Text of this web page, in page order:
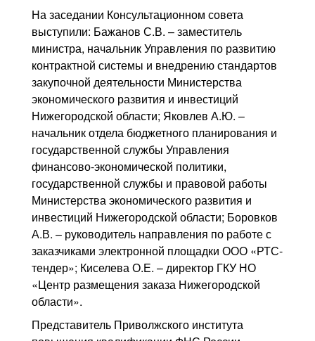
На заседании Консультационном совета
выступили: Бажанов С.В. – заместитель
министра, начальник Управления по развитию
контрактной системы и внедрению стандартов
закупочной деятельности Министерства
экономического развития и инвестиций
Нижегородской области; Яковлев А.Ю. –
начальник отдела бюджетного планирования и
государственной службы Управления
финансово-экономической политики,
государственной службы и правовой работы
Министерства экономического развития и
инвестиций Нижегородской области; Боровков
А.В. – руководитель направления по работе с
заказчиками электронной площадки ООО «РТС-
тендер»; Киселева О.Е. – директор ГКУ НО
«Центр размещения заказа Нижегородской
области».
Представитель Приволжского института